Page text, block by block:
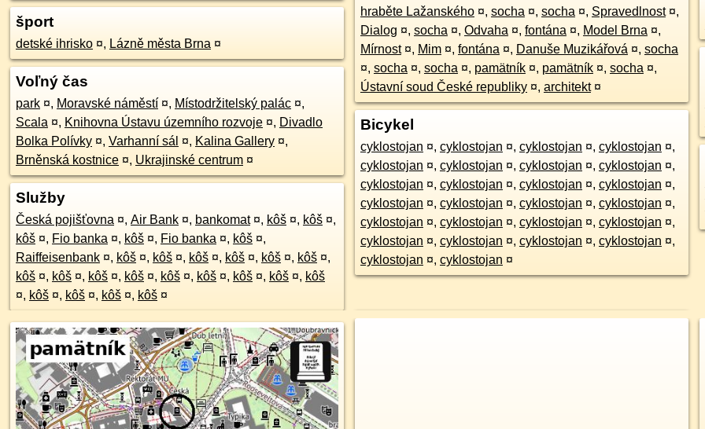
šport
detské ihrisko ¤, Lázně města Brna ¤
Voľný čas
park ¤, Moravské náměstí ¤, Místodržitelský palác ¤,
Scala ¤, Knihovna Ústavu územního rozvoje ¤, Divadlo
Bolka Polívky ¤, Varhanní sál ¤, Kalina Gallery ¤,
Brněnská kostnice ¤, Ukrajinské centrum ¤
Služby
Česká pojišťovna ¤, Air Bank ¤, bankomat ¤, kôš ¤, kôš ¤,
kôš ¤, Fio banka ¤, kôš ¤, Fio banka ¤, kôš ¤,
Raiffeisenbank ¤, kôš ¤, kôš ¤, kôš ¤, kôš ¤, kôš ¤, kôš ¤,
kôš ¤, kôš ¤, kôš ¤, kôš ¤, kôš ¤, kôš ¤, kôš ¤, kôš ¤, kôš
¤, kôš ¤, kôš ¤, kôš ¤, kôš ¤
hraběte Lažanského ¤, socha ¤, socha ¤, Spravedlnost ¤,
Dialog ¤, socha ¤, Odvaha ¤, fontána ¤, Model Brna ¤,
Mírnost ¤, Mim ¤, fontána ¤, Danuše Muzikářová ¤, socha
¤, socha ¤, socha ¤, pamätník ¤, pamätník ¤, socha ¤,
Ústavní soud České republiky ¤, architekt ¤
Bicykel
cyklostojan ¤, cyklostojan ¤, cyklostojan ¤, cyklostojan ¤,
cyklostojan ¤, cyklostojan ¤, cyklostojan ¤, cyklostojan ¤,
cyklostojan ¤, cyklostojan ¤, cyklostojan ¤, cyklostojan ¤,
cyklostojan ¤, cyklostojan ¤, cyklostojan ¤, cyklostojan ¤,
cyklostojan ¤, cyklostojan ¤, cyklostojan ¤, cyklostojan ¤,
cyklostojan ¤, cyklostojan ¤, cyklostojan ¤, cyklostojan ¤,
cyklostojan ¤, cyklostojan ¤